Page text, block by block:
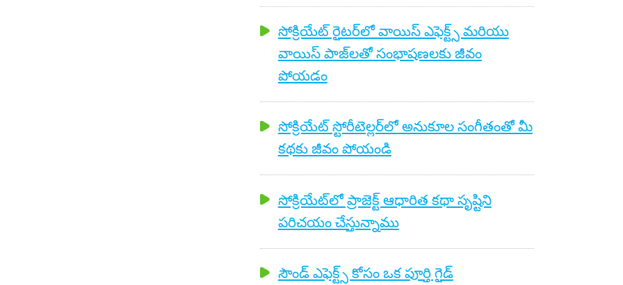
సోక్రియేట్ రైటర్‌లో వాయిస్ ఎఫెక్ట్స్ మరియు
వాయిస్ పాజ్‌లతో సంభాషణలకు జీవం
పోయడం
సోక్రియేట్ స్టోరీటెల్లర్‌లో అనుకూల సంగీతంతో మీ
కథకు జీవం పోయండి
సోక్రియేట్‌లో ప్రాజెక్ట్ ఆధారిత కథా సృష్టిని
పరిచయం చేస్తున్నాము
సౌండ్ ఎఫెక్ట్స్ కోసం ఒక పూర్తి గైడ్